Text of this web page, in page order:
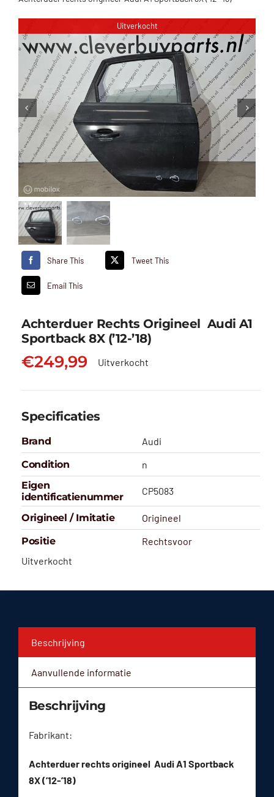
Uitverkocht
Share This Tweet This
Email This
Achterduer Rechts Origineel Audi A1
Sportback 8X (’12-’18)
€249,99 Uitverkocht
Specificaties
Brand
Audi
Condition
n
Eigen
identificatienummer
CP5083
Origineel / Imitatie
Origineel
Positie
Rechtsvoor
Uitverkocht
Beschrijving
Aanvullende informatie
Beschrijving
Fabrikant:
Achterduer rechts origineel Audi A1 Sportback
8X (’12-’18)